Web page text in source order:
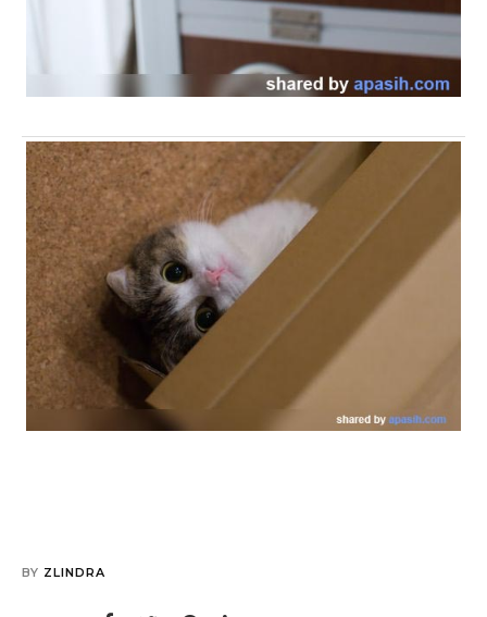
BY ZLINDRA